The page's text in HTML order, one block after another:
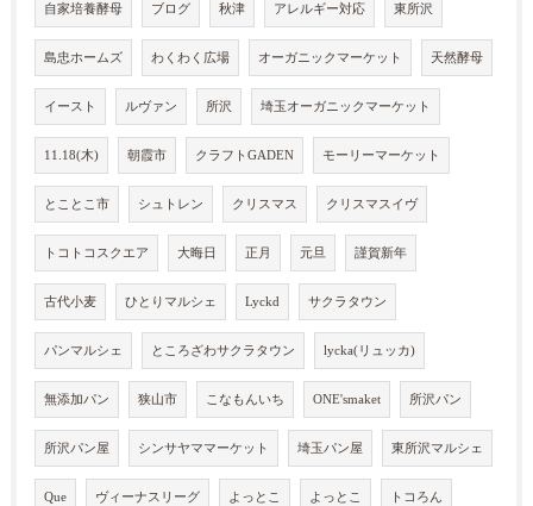
自家培養酵母 ブログ 秋津 アレルギー対応 東所沢
島忠ホームズ わくわく広場 オーガニックマーケット 天然酵母
イースト ルヴァン 所沢 埼玉オーガニックマーケット
11.18(木) 朝霞市 クラフトGADEN モーリーマーケット
とことこ市 シュトレン クリスマス クリスマスイヴ
トコトコスクエア 大晦日 正月 元旦 謹賀新年
古代小麦 ひとりマルシェ Lyckd サクラタウン
パンマルシェ ところざわサクラタウン lycka(リュッカ)
無添加パン 狭山市 こなもんいち ONE'smaket 所沢パン
所沢パン屋 シンサヤママーケット 埼玉パン屋 東所沢マルシェ
Que ヴィーナスリーグ よっとこ よっとこ トコろん